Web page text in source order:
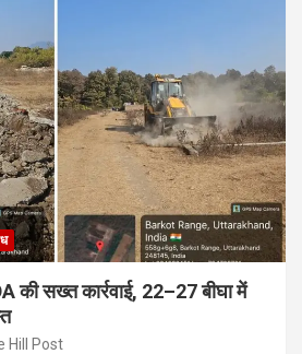
की सख्त कार्रवाई, 22–27 बीघा में
Hill Post